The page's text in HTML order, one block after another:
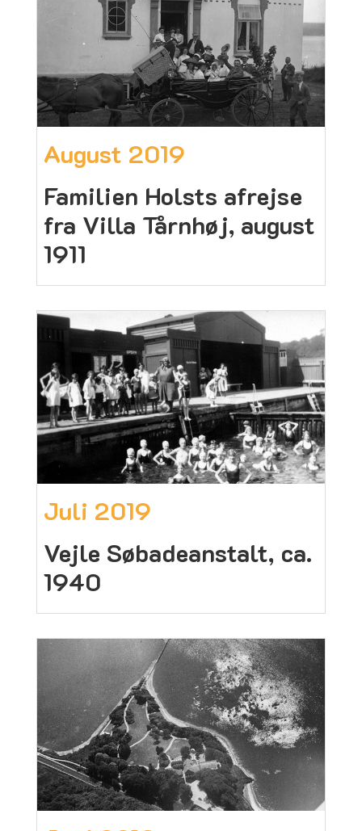
August 2019
Familien Holsts afrejse
fra Villa Tårnhøj, august
1911
Juli 2019
Vejle Søbadeanstalt, ca.
1940